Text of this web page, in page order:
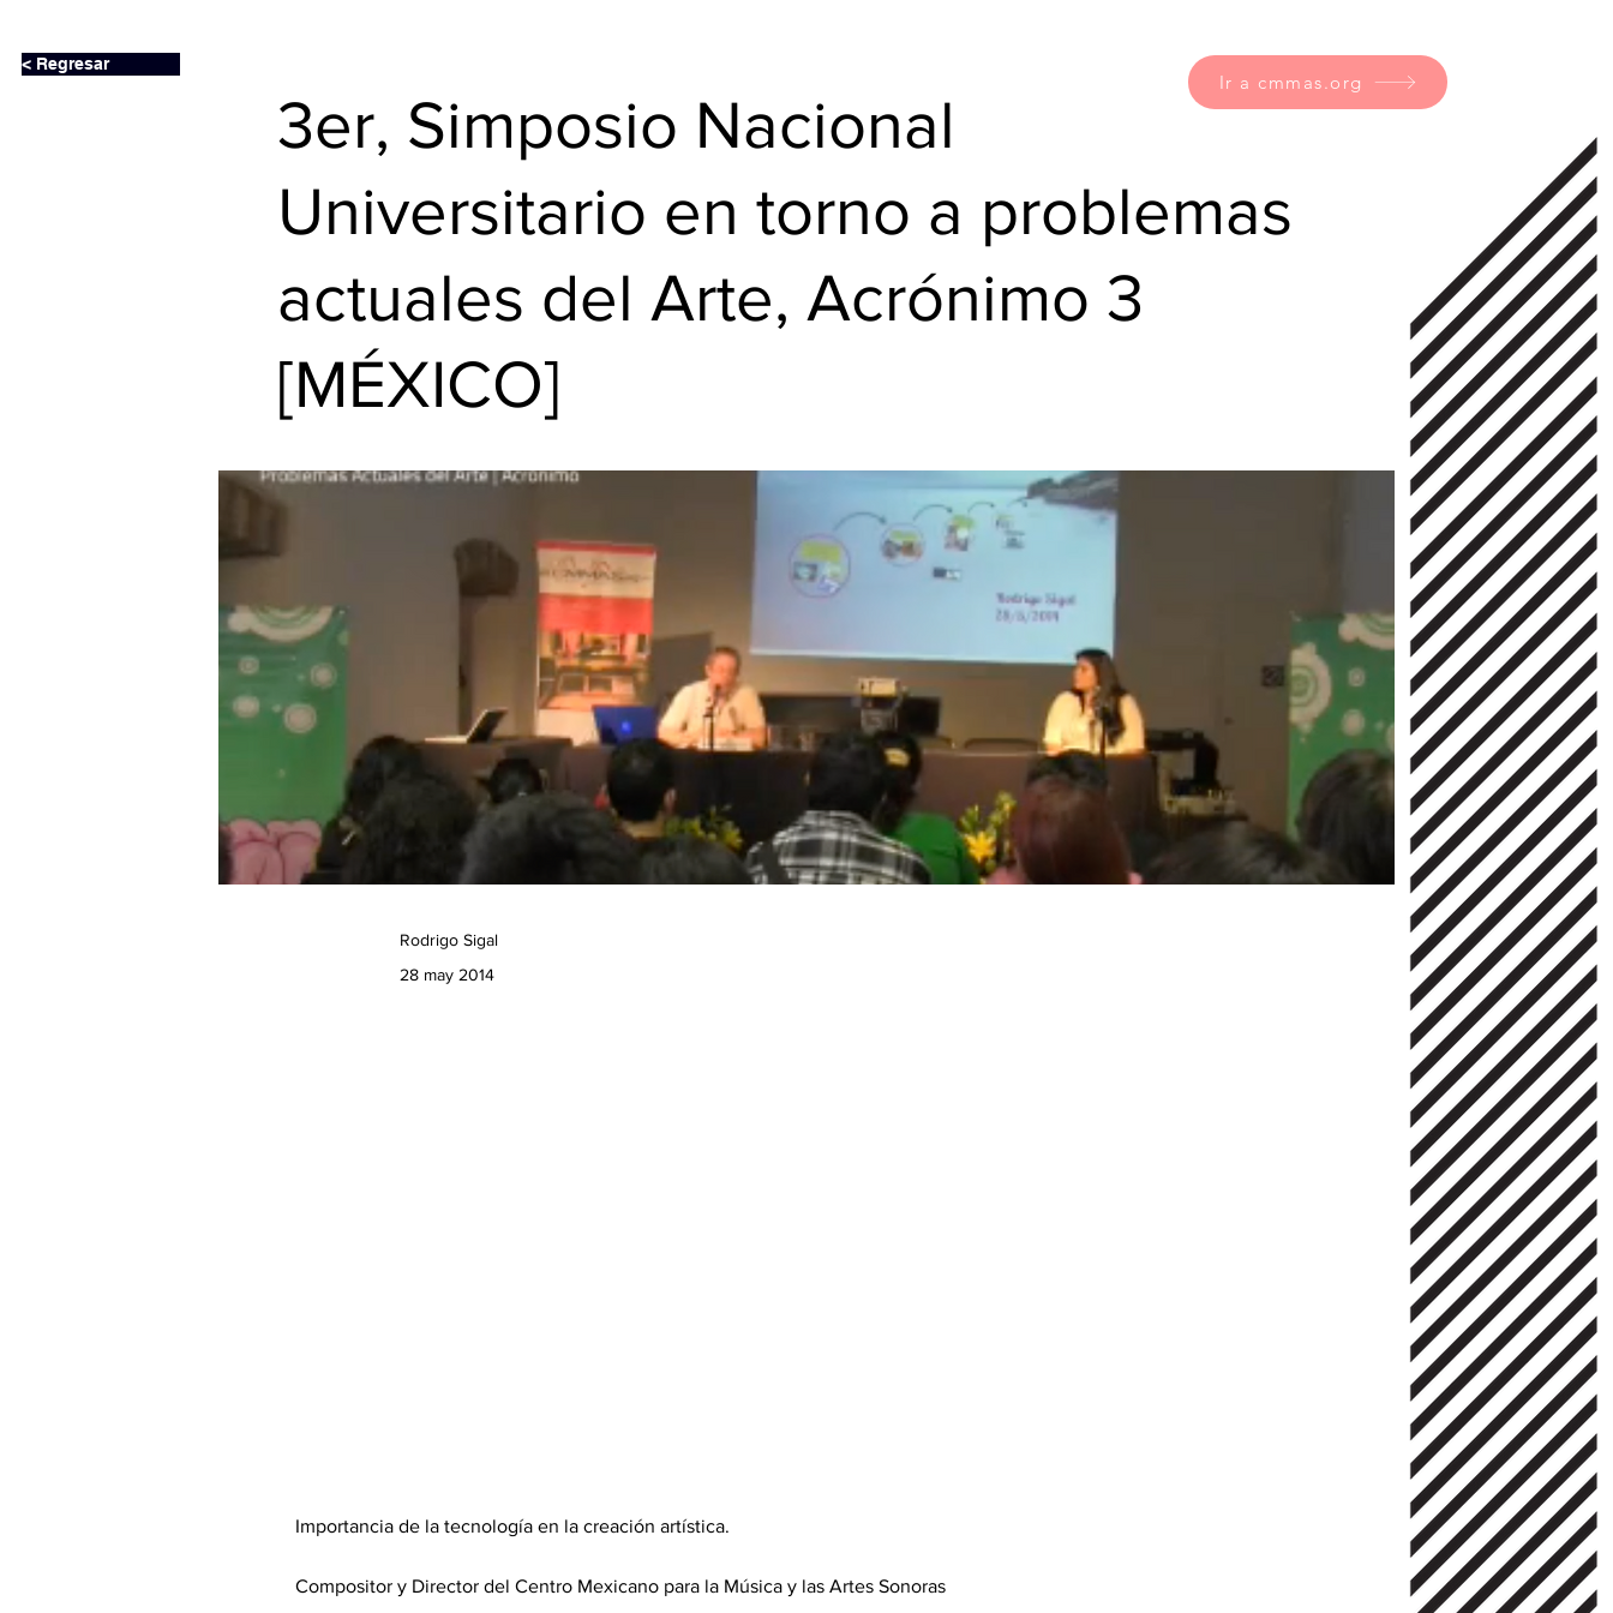
Ir a cmmas.org
< Regresar
3er, Simposio Nacional
Universitario en torno a problemas
actuales del Arte, Acrónimo 3
[MÉXICO]
Rodrigo Sigal
28 may 2014
Importancia de la tecnología en la creación artística.
Compositor y Director del Centro Mexicano para la Música y las Artes Sonoras